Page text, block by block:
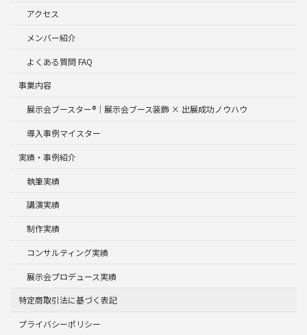
アクセス
メンバー紹介
よくある質問 FAQ
事業内容
展示会ブースター®｜展示会ブース装飾 × 出展成功ノウハウ
導入事例マイスター
実績・事例紹介
執筆実績
講演実績
制作実績
コンサルティング実績
展示会プロデュース実績
特定商取引法に基づく表記
プライバシーポリシー